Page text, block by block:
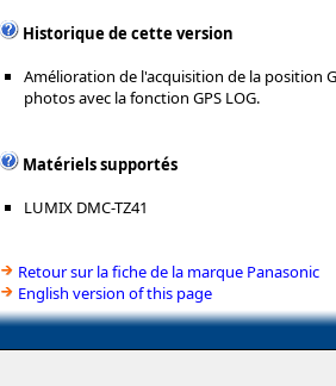
Historique de cette version
Amélioration de l'acquisition de la position
photos avec la fonction GPS LOG.
Matériels supportés
LUMIX DMC-TZ41
Retour sur la fiche de la marque Panasonic
English version of this page